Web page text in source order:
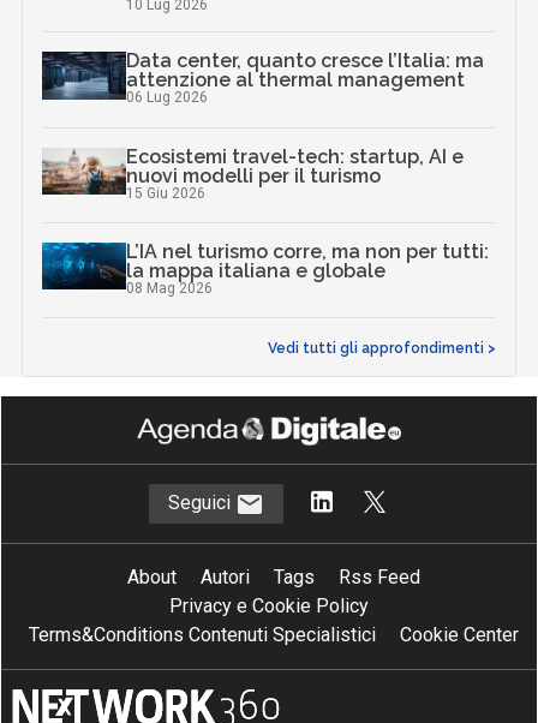
10 Lug 2026
Data center, quanto cresce l’Italia: ma
attenzione al thermal management
06 Lug 2026
Ecosistemi travel-tech: startup, AI e
nuovi modelli per il turismo
15 Giu 2026
L’IA nel turismo corre, ma non per tutti:
la mappa italiana e globale
08 Mag 2026
Vedi tutti gli approfondimenti >
Seguici
About Autori Tags
Rss Feed
Privacy e Cookie Policy
Terms&Conditions Contenuti Specialistici
Cookie Center